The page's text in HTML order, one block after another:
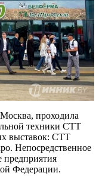
проходила
техники СТТ
выставок: СТТ
Непосредственное
предприятия
Федерации.